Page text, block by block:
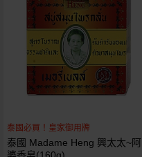
泰國必買！皇家御用牌
泰國 Madame Heng 興太太~阿
婆香皂(160g)